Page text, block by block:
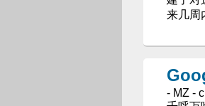
来几周
- MZ -